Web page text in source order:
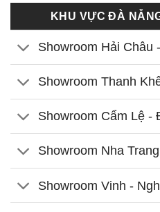
KHU VỰC ĐÀ
Showroom Hải Châu
Showroom Thanh
Showroom Cẩm Lệ -
Showroom Nha
Showroom Vinh -